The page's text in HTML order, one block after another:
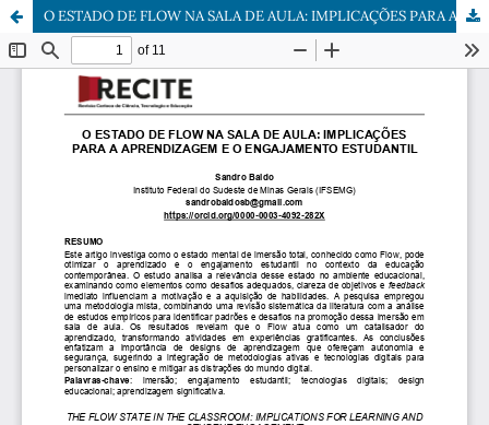
O ESTADO DE FLOW NA SALA DE AULA: IMPLICAÇÕES PARA A APRENDIZAGEM E O ENGAJAMENTO ESTUDANTIL